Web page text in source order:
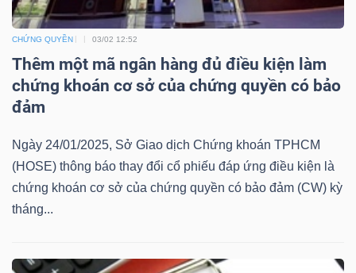
CHỨNG QUYỀN 03/02 12:52
Thêm một mã ngân hàng đủ điều kiện làm
chứng khoán cơ sở của chứng quyền có bảo
đảm
Ngày 24/01/2025, Sở Giao dịch Chứng khoán TPHCM
(HOSE) thông báo thay đổi cổ phiếu đáp ứng điều kiện là
chứng khoán cơ sở của chứng quyền có bảo đảm (CW) kỳ
tháng...
SẢN
Mã
chứng
khoán
Cổ phiếu Chỉ số Chứng chỉ quỹ
Lãnh